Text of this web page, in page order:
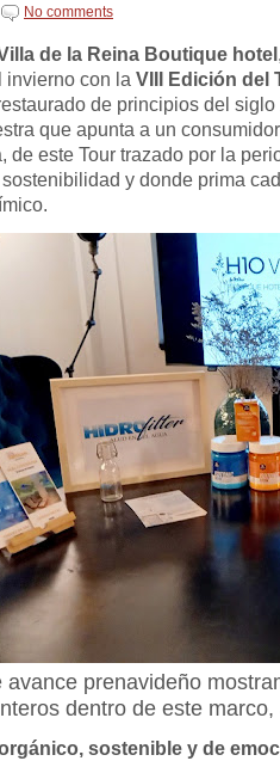
No comments
de la Reina Boutique hotel
invierno con la VIII Edición del
de principios del
que apunta a un
de este Tour trazado por la
y donde prima
avance prenavideño
dentro de este
sostenible y de